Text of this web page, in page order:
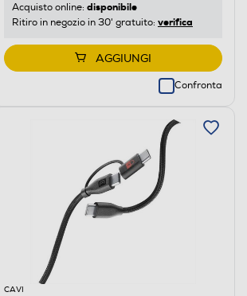
Acquisto online: disponibile
Ritiro in negozio in 30' gratuito: verifica
AGGIUNGI
Confronta
CAVI